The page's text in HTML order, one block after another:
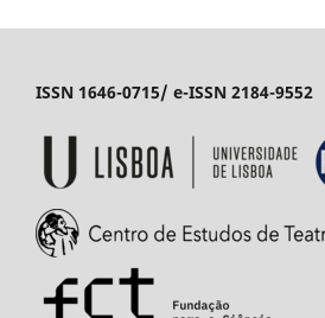
ISSN 1646-0715/ e-ISSN 2184-9552